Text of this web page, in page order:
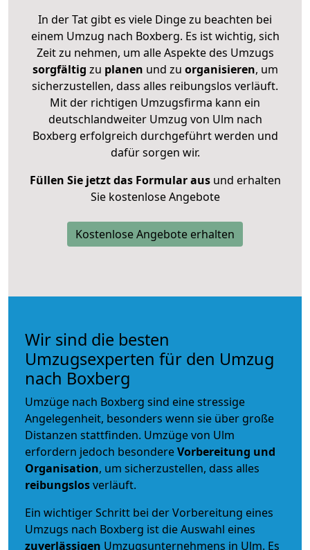
In der Tat gibt es viele Dinge zu beachten bei
einem Umzug nach Boxberg. Es ist wichtig, sich
Zeit zu nehmen, um alle Aspekte des Umzugs
sorgfältig zu planen und zu organisieren, um
sicherzustellen, dass alles reibungslos verläuft.
Mit der richtigen Umzugsfirma kann ein
deutschlandweiter Umzug von Ulm nach
Boxberg erfolgreich durchgeführt werden und
dafür sorgen wir.
Füllen Sie jetzt das Formular ausund erhalten
Sie kostenlose Angebote
Kostenlose Angebote erhalten
Wir sind die besten
Umzugsexperten für den Umzug
nach Boxberg
Umzüge nach Boxberg sind eine stressige
Angelegenheit, besonders wenn sie über große
Distanzen stattfinden. Umzüge von Ulm
erfordern jedoch besondereVorbereitung und
Organisation, um sicherzustellen, dass alles
reibungslosverläuft.
Ein wichtiger Schritt bei der Vorbereitung eines
Umzugs nach Boxberg ist die Auswahl eines
zuverlässigen Umzugsunternehmens in Ulm. Es